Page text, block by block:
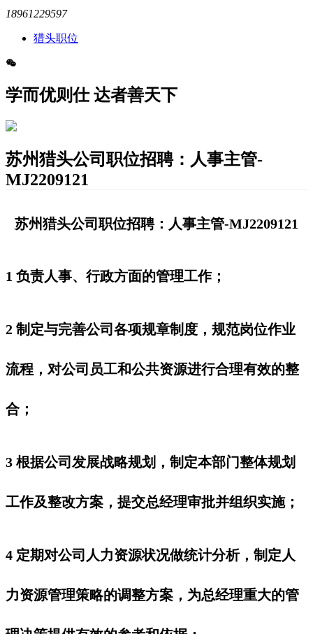
18961229597
猎头职位
学而优则仕 达者善天下
苏州猎头公司职位招聘：人事主管-
MJ2209121
苏州猎头公司职位招聘：人事主管-MJ2209121
1 负责人事、行政方面的管理工作；
2 制定与完善公司各项规章制度，规范岗位作业
流程，对公司员工和公共资源进行合理有效的整
合；
3 根据公司发展战略规划，制定本部门整体规划
工作及整改方案，提交总经理审批并组织实施；
4 定期对公司人力资源状况做统计分析，制定人
力资源管理策略的调整方案，为总经理重大的管